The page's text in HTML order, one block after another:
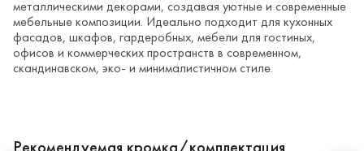
металлическими декорами, создавая уютные и современные
мебельные композиции. Идеально подходит для кухонных
фасадов, шкафов, гардеробных, мебели для гостиных,
офисов и коммерческих пространств в современном,
скандинавском, эко- и минималистичном стиле.
Рекомендуемая кромка/комплектация